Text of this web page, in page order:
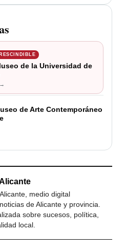
de la Universidad de
de Arte Contemporáneo
medio digital
de Alicante y provincia.
sobre sucesos, política,
local.